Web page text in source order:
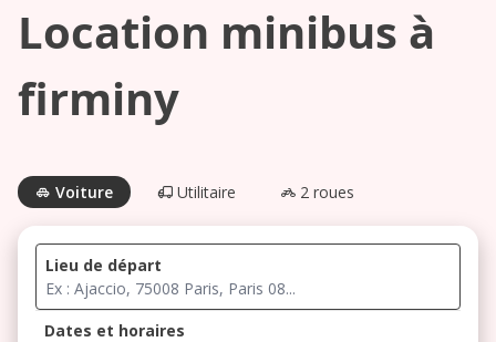
Location minibus à
firminy
Voiture Utilitaire 2 roues
Lieu de départ
Dates et horaires
Commencez
votre
recherche
proximité